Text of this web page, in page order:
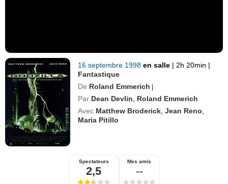
16 septembre 1998en salle | 2h 20min |
Fantastique
De Roland Emmerich |
Par Dean Devlin
Roland Emmerich
Avec Matthew Broderick ,Jean Reno
Maria Pitillo
Spectateurs
2,5
Mes amis
--